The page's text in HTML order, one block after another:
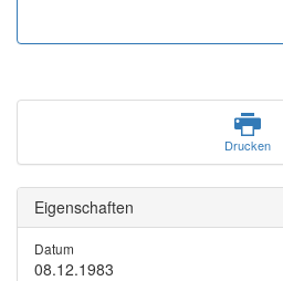
Drucken
Eigenschaften
Datum
08.12.1983